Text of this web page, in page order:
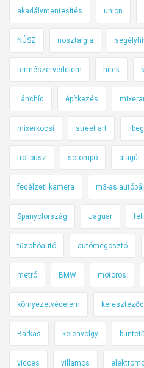
akadálymentesítés union
NÚSZ nosztalgia
természetvédelem hírek
Lánchíd építkezés
mixerkocsi street art
trolibusz sorompó alagút
fedélzeti kamera m3-as
Spanyolország Jaguar
tűzoltóautó autómegosztó
metró BMW motoros
környezetvédelem
Barkas kelenvölgy
vicces villamos